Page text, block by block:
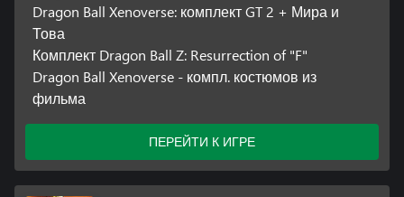
Dragon Ball Xenoverse: комплект GT 2 + Мира и
Това
Комплект Dragon Ball Z: Resurrection of "F"
Dragon Ball Xenoverse - компл. костюмов из
фильма
ПЕРЕЙТИ К ИГРЕ